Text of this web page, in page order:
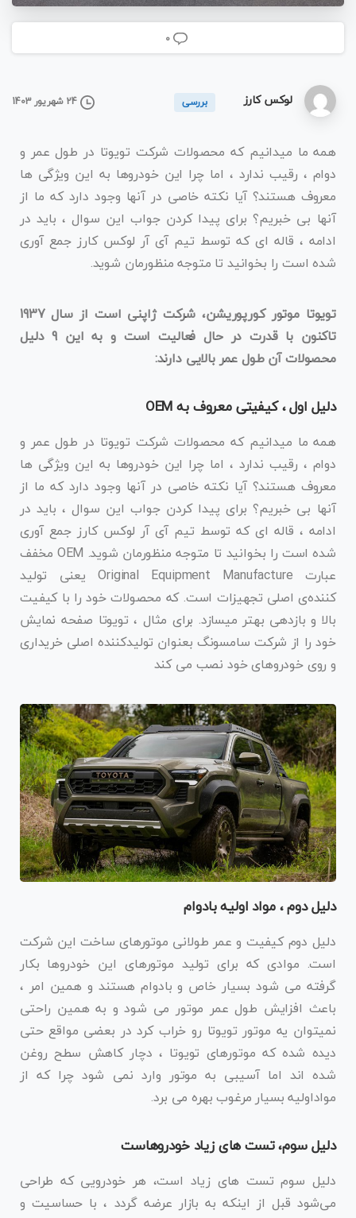
0
لوکس کارز بررسی 24 شهریور 1403
همه ما میدانیم که محصولات شرکت تویوتا در طول عمر و
دوام ، رقیب ندارد ، اما چرا این خودروها به این ویژگی ها
معروف هستند؟ آیا نکته خاصی در آنها وجود دارد که ما از
آنها بی خبریم؟ برای پیدا کردن جواب این سوال ، باید در
ادامه ، قاله ای که توسط تیم آی آر لوکس کارز جمع آوری
شده است را بخوانید تا متوجه منظورمان شوید.
تویوتا موتور کورپوریشن، شرکت ژاپنی است از سال 1937
تاکنون با قدرت در حال فعالیت است و به این 9 دلیل
محصولات آن طول عمر بالایی دارند:
دلیل اول ، کیفیتی معروف به OEM
همه ما میدانیم که محصولات شرکت تویوتا در طول عمر و
دوام ، رقیب ندارد ، اما چرا این خودروها به این ویژگی ها
معروف هستند؟ آیا نکته خاصی در آنها وجود دارد که ما از
آنها بی خبریم؟ برای پیدا کردن جواب این سوال ، باید در
ادامه ، قاله ای که توسط تیم آی آر لوکس کارز جمع آوری
شده است را بخوانید تا متوجه منظورمان شوید. OEM مخفف
عبارت Original Equipment Manufacture یعنی تولید
کننده‌ی اصلی تجهیزات است. که محصولات خود را با کیفیت
بالا و بازدهی بهتر میسازد. برای مثال ، تویوتا صفحه نمایش
خود را از شرکت سامسونگ بعنوان تولیدکننده اصلی خریداری
و روی خودروهای خود نصب می کند
دلیل دوم ، مواد اولیه بادوام
دلیل دوم کیفیت و عمر طولانی موتورهای ساخت این شرکت
است. موادی که برای تولید موتورهای این خودروها بکار
گرفته می شود بسیار خاص و بادوام هستند و همین امر ،
باعث افزایش طول عمر موتور می شود و به همین راحتی
نمیتوان یه موتور تویوتا رو خراب کرد در بعضی مواقع حتی
دیده شده که موتورهای تویوتا ، دچار کاهش سطح روغن
شده اند اما آسیبی به موتور وارد نمی شود چرا که از
مواداولیه بسیار مرغوب بهره می برد.
دلیل سوم، تست های زیاد خودروهاست
دلیل سوم تست های زیاد است، هر خودرویی که طراحی
می‌شود قبل از اینکه به بازار عرضه گردد ، با حساسیت و